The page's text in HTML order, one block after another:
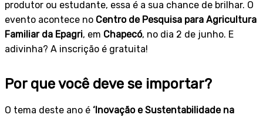
produtor ou estudante, essa é a sua chance de brilhar. O
evento acontece no Centro de Pesquisa para Agricultura
Familiar da Epagri, em Chapecó, no dia 2 de junho. E
adivinha? A inscrição é gratuita!
Por que você deve se importar?
O tema deste ano é ‘Inovação e Sustentabilidade na